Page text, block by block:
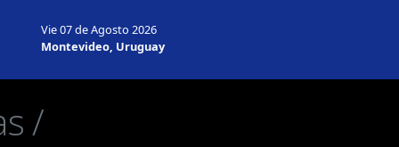
Vie 07 de Agosto 2026
Montevideo, Uruguay
/